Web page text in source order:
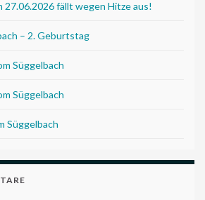
27.06.2026 fällt wegen Hitze aus!
– 2. Geburtstag
Süggelbach
Süggelbach
Süggelbach